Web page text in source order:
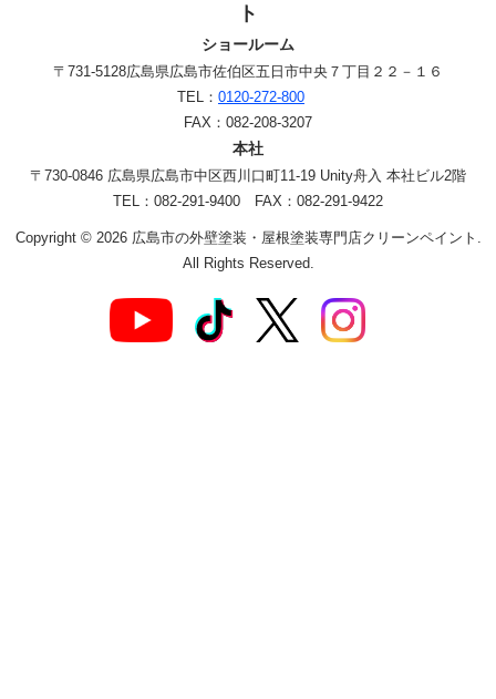
ト
ショールーム
〒731-5128広島県広島市佐伯区五日市中央７丁目２２－１６
TEL： 0120-272-800
FAX：082-208-3207
本社
〒730-0846 広島県広島市中区西川口町11-19 Unity舟入 本社ビル2階
TEL：082-291-9400 FAX：082-291-9422
Copyright © 2026 広島市の外壁塗装・屋根塗装専門店クリーンペイント.
All Rights Reserved.